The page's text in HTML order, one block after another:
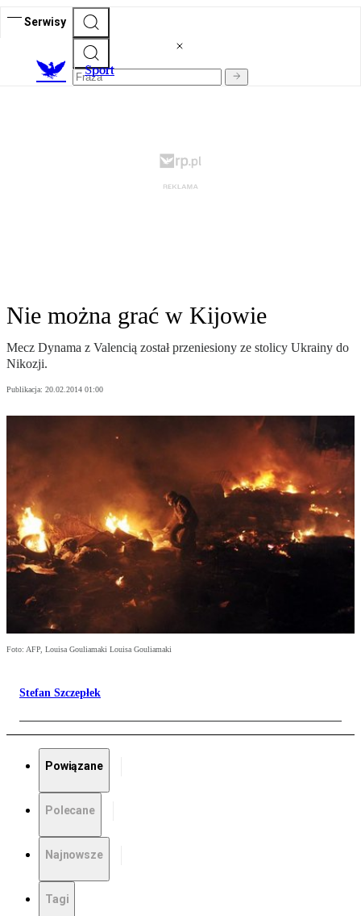
Serwisy
Sport
Nie można grać w Kijowie
Mecz Dynama z Valencią został przeniesiony ze stolicy Ukrainy do
Nikozji.
Publikacja: 20.02.2014 01:00
Foto: AFP, Louisa Gouliamaki Louisa Gouliamaki
Stefan Szczepłek
Powiązane
Polecane
Najnowsze
Tagi